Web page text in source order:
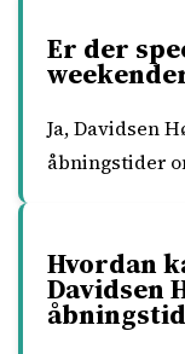
Er der
Ja, Davidsen
åbningstider
Hvordan
Davidsen